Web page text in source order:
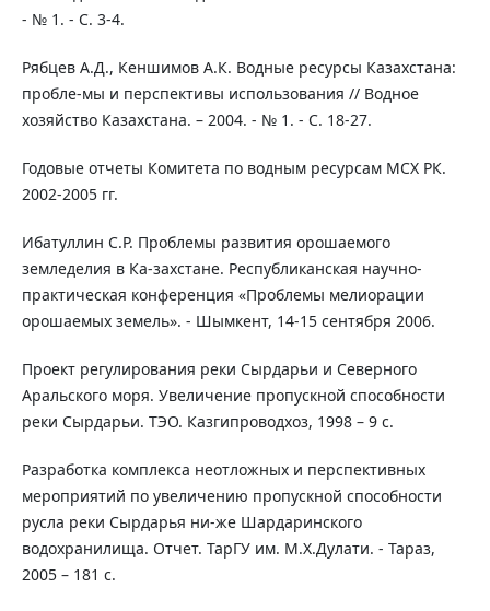
- № 1. - С. 3-4.
Рябцев А.Д., Кеншимов А.К. Водные ресурсы Казахстана:
пробле-мы и перспективы использования // Водное
хозяйство Казахстана. – 2004. - № 1. - С. 18-27.
Годовые отчеты Комитета по водным ресурсам МСХ РК.
2002-2005 гг.
Ибатуллин С.Р. Проблемы развития орошаемого
земледелия в Ка-захстане. Республиканская научно-
практическая конференция «Проблемы мелиорации
орошаемых земель». - Шымкент, 14-15 сентября 2006.
Проект регулирования реки Сырдарьи и Северного
Аральского моря. Увеличение пропускной способности
реки Сырдарьи. ТЭО. Казгипроводхоз, 1998 – 9 с.
Разработка комплекса неотложных и перспективных
мероприятий по увеличению пропускной способности
русла реки Сырдарья ни-же Шардаринского
водохранилища. Отчет. ТарГУ им. М.Х.Дулати. - Тараз,
2005 – 181 с.